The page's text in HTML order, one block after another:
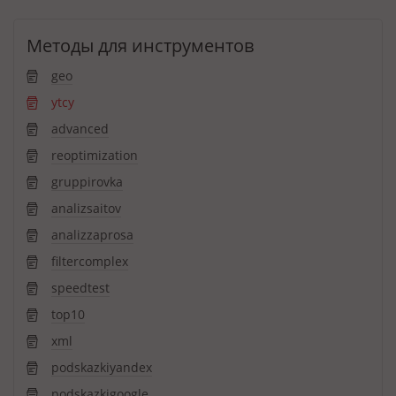
Методы для инструментов
geo
ytcy
advanced
reoptimization
gruppirovka
analizsaitov
analizzaprosa
filtercomplex
speedtest
top10
xml
podskazkiyandex